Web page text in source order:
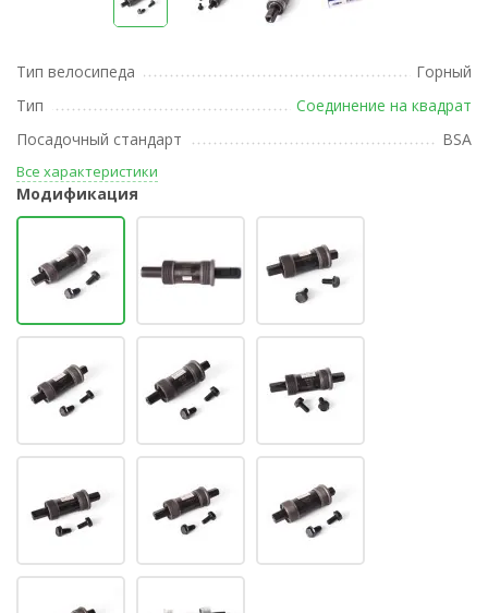
Тип велосипеда
Горный
Тип
Соединение на квадрат
Посадочный стандарт
BSA
Все характеристики
Модификация